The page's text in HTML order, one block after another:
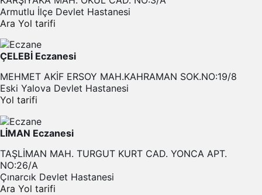
Armutlu İlçe Devlet Hastanesi
Ara Yol tarifi
ÇELEBİ Eczanesi
MEHMET AKİF ERSOY MAH.KAHRAMAN SOK.NO:19/8
Eski Yalova Devlet Hastanesi
Yol tarifi
LİMAN Eczanesi
TAŞLİMAN MAH. TURGUT KURT CAD. YONCA APT.
NO:26/A
Çınarcık Devlet Hastanesi
Ara Yol tarifi